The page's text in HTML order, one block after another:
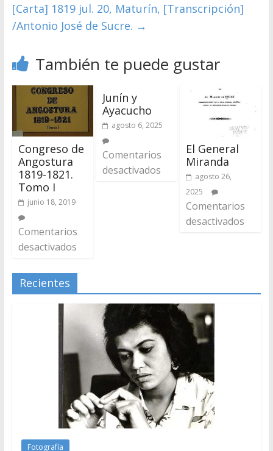
[Carta] 1819 jul. 20, Maturín, [Transcripción]
/Antonio José de Sucre. →
También te puede gustar
Congreso de
Angostura
1819-1821.
Tomo I
junio 18, 2019
Comentarios
desactivados
Junín y
Ayacucho
agosto 6, 2025
Comentarios
desactivados
El General
Miranda
agosto 26,
2025
Comentarios
desactivados
Recientes
Fotografía